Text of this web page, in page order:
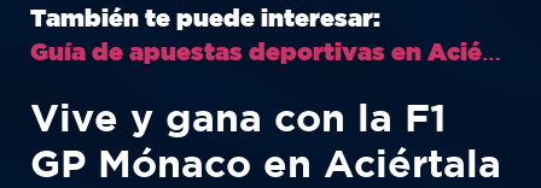
También te puede interesar:
Guía de apuestas deportivas en Aciértala
Vive y gana con la F1
GP Mónaco en Aciértala